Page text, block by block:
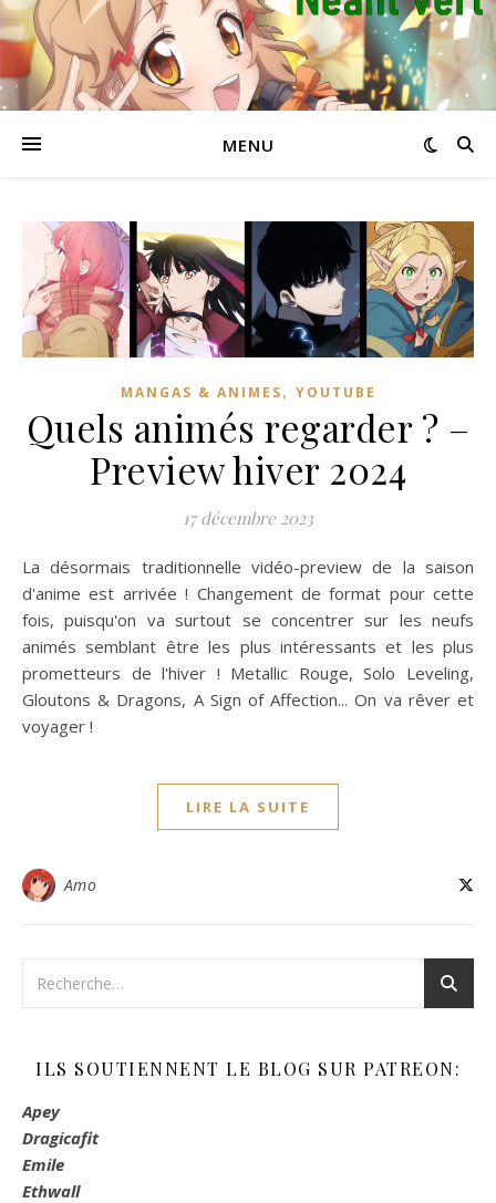
MENU
MANGAS & ANIMES, YOUTUBE
Quels animés regarder ? –
Preview hiver 2024
17 décembre 2023
La désormais traditionnelle vidéo-preview de la saison
d'anime est arrivée ! Changement de format pour cette
fois, puisqu'on va surtout se concentrer sur les neufs
animés semblant être les plus intéressants et les plus
prometteurs de l'hiver ! Metallic Rouge, Solo Leveling,
Gloutons & Dragons, A Sign of Affection... On va rêver et
voyager !
LIRE LA SUITE
Amo
ILS SOUTIENNENT LE BLOG SUR PATREON:
Apey
Dragicafit
Emile
Ethwall